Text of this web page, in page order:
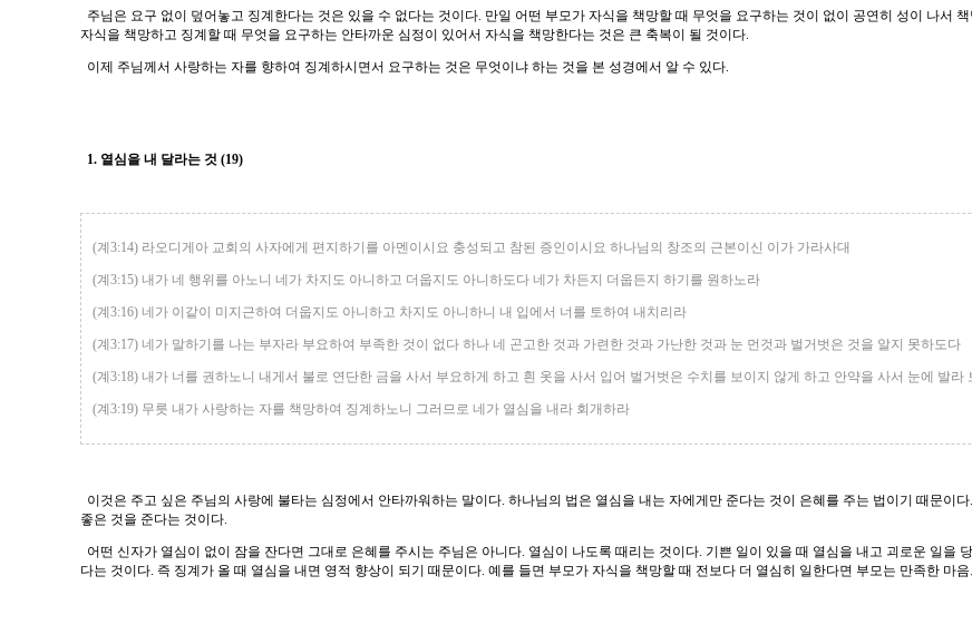
주님은 요구 없이 덮어놓고 징계한다는 것은 있을 수 없다는 것이다. 만일 어떤 부모가 자식을 책망할 때 무엇을 요구하는 것이 없이 공연히 성이 나서
자식을 책망하고 징계할 때 무엇을 요구하는 안타까운 심정이 있어서 자식을 책망한다는 것은 큰 축복이 될 것이다.
이제 주님께서 사랑하는 자를 향하여 징계하시면서 요구하는 것은 무엇이냐 하는 것을 본 성경에서 알 수 있다.
1. 열심을 내 달라는 것 (19)
(계3:14) 라오디게아 교회의 사자에게 편지하기를 아멘이시요 충성되고 참된 증인이시요 하나님의 창조의 근본이신 이가 가라사대
(계3:15) 내가 네 행위를 아노니 네가 차지도 아니하고 더웁지도 아니하도다 네가 차든지 더웁든지 하기를 원하노라
(계3:16) 네가 이같이 미지근하여 더웁지도 아니하고 차지도 아니하니 내 입에서 너를 토하여 내치리라
(계3:17) 네가 말하기를 나는 부자라 부요하여 부족한 것이 없다 하나 네 곤고한 것과 가련한 것과 가난한 것과 눈 먼것과 벌거벗은 것을 알지 못하도다
(계3:18) 내가 너를 권하노니 내게서 불로 연단한 금을 사서 부요하게 하고 흰 옷을 사서 입어 벌거벗은 수치를 보이지 않게 하고 안약을 사서 눈에 발라
(계3:19) 무릇 내가 사랑하는 자를 책망하여 징계하노니 그러므로 네가 열심을 내라 회개하라
이것은 주고 싶은 주님의 사랑에 불타는 심정에서 안타까워하는 말이다. 하나님의 법은 열심을 내는 자에게만 준다는 것이 은혜를 주는 법이기 때문이
좋은 것을 준다는 것이다.
어떤 신자가 열심이 없이 잠을 잔다면 그대로 은혜를 주시는 주님은 아니다. 열심이 나도록 때리는 것이다. 기쁜 일이 있을 때 열심을 내고 괴로운 일을
다는 것이다. 즉 징계가 올 때 열심을 내면 영적 향상이 되기 때문이다. 예를 들면 부모가 자식을 책망할 때 전보다 더 열심히 일한다면 부모는 만족한 마